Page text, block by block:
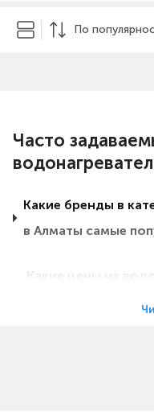
По
Часто
Какие бренды в
в Алматы самые
Какие цены на